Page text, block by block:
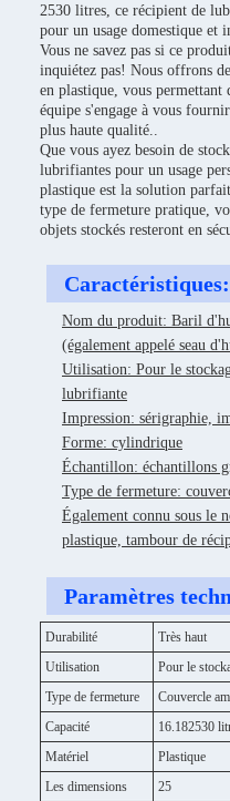
2530 litres, ce récipient de
pour un usage domestique et
Vous ne savez pas si ce
inquiétez pas! Nous offrons
en plastique, vous permettant
équipe s'engage à vous
plus haute qualité..
Que vous ayez besoin de
lubrifiantes pour un usage
plastique est la solution
type de fermeture pratique,
objets stockés resteront en
Caractéristiques:
Nom du produit: Baril
(également appelé seau
Utilisation: Pour le
lubrifiante
Impression: sérigraphie,
Forme: cylindrique
Échantillon: échantillons
Type de fermeture:
Également connu sous le
plastique, tambour de
Paramètres
Durabilité
Très haut
Utilisation
Pour le
Type de fermeture
Couvercle
Capacité
16.182530
Matériel
Plastique
Les dimensions
25